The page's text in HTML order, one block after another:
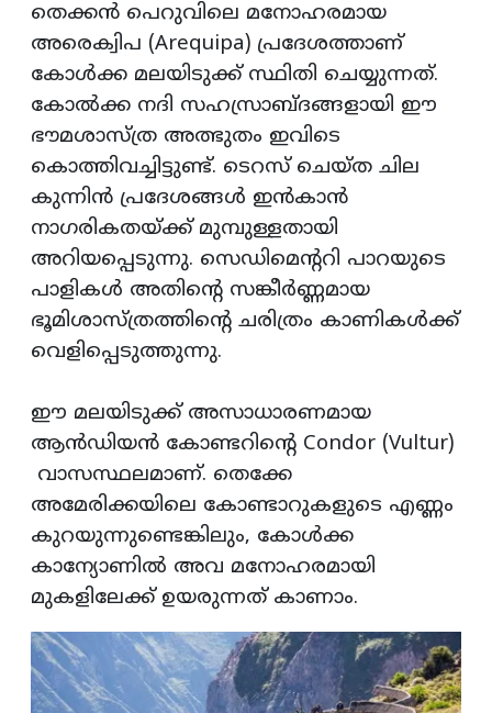
തെക്കൻ പെറുവിലെ മനോഹരമായ
അരെക്വിപ (Arequipa) പ്രദേശത്താണ്
കോൾക്ക മലയിടുക്ക് സ്ഥിതി ചെയ്യുന്നത്.
കോൽക്ക നദി സഹസ്രാബ്ദങ്ങളായി ഈ
ഭൗമശാസ്ത്ര അത്ഭുതം ഇവിടെ
കൊത്തിവച്ചിട്ടുണ്ട്. ടെറസ് ചെയ്ത ചില
കുന്നിൻ പ്രദേശങ്ങൾ ഇൻകാൻ
നാഗരികതയ്ക്ക് മുമ്പുള്ളതായി
അറിയപ്പെടുന്നു. സെഡിമെന്ററി പാറയുടെ
പാളികൾ അതിൻ്റെ സങ്കീർണ്ണമായ
ഭൂമിശാസ്ത്രത്തിൻ്റെ ചരിത്രം കാണികൾക്ക്
വെളിപ്പെടുത്തുന്നു.
ഈ മലയിടുക്ക് അസാധാരണമായ
ആൻഡിയൻ കോണ്ടറിൻ്റെ Condor (Vultur)
വാസസ്ഥലമാണ്. തെക്കേ
അമേരിക്കയിലെ കോണ്ടാറുകളുടെ എണ്ണം
കുറയുന്നുണ്ടെങ്കിലും, കോൾക്ക
കാന്യോണിൽ അവ മനോഹരമായി
മുകളിലേക്ക് ഉയരുന്നത് കാണാം.